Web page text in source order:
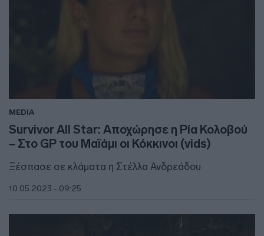
MEDIA
Survivor All Star: Αποχώρησε η Ρία Κολοβού
– Στο GP του Μαϊάμι οι Κόκκινοι (vids)
Ξέσπασε σε κλάματα η Στέλλα Ανδρεάδου
10.05.2023 - 09:25